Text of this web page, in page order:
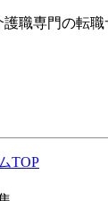
職専門の転職
TOP